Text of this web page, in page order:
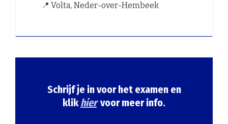
📍 Volta, Neder-over-Hembeek
Schrijf je in voor het examen en
klikhier voor meer info.